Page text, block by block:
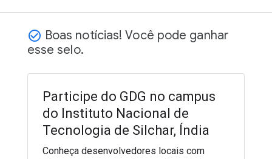
check_circle_outline Boas notícias! Você pode ganhar
esse selo.
Participe do GDG no campus
do Instituto Nacional de
Tecnologia de Silchar, Índia
Conheça desenvolvedores locais com